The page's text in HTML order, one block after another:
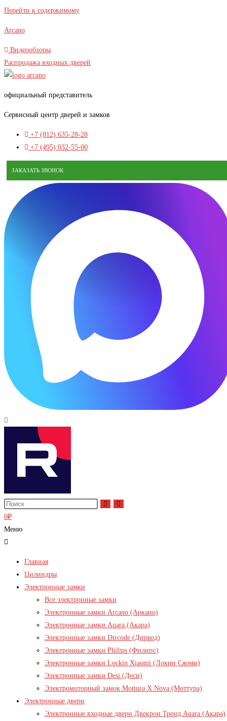
Перейти к содержимому
Arcano
Видеообзоры
Распродажа входных дверей
официальный представитель
Сервисный центр дверей и замков
+7 (812) 635-28-28
+7 (495) 032-55-00
ЗАКАЗАТЬ ЗВОНОК
0₽
Меню
Главная
Цилиндры
Электронные замки
Все электронные замки
Электронные замки Arcano (Аркано)
Электронные замки Aqara (Акара)
Электронные замки Dircode (Диркод)
Электронные замки Philips (Филипс)
Электронные замки Lockin Xiaomi (Локин Сяоми)
Электронные замки Desi (Деси)
Электромоторный замок Mottura X Nova (Моттура)
Электронные двери
Электронные входные двери Двекрон Тренд Aqara (Акара)